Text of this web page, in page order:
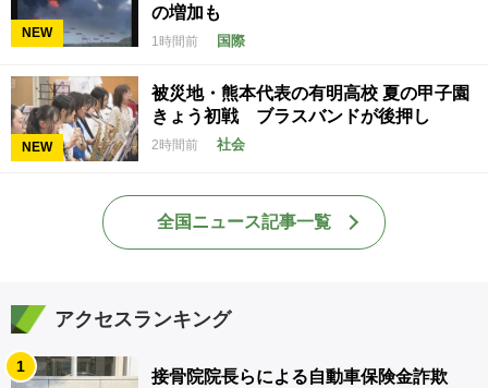
NEW
の増加も
1時間前 国際
NEW
被災地・熊本代表の有明高校 夏の甲子園
きょう初戦 ブラスバンドが後押し
2時間前 社会
全国ニュース記事一覧
アクセスランキング
1
接骨院院長らによる自動車保険金詐欺